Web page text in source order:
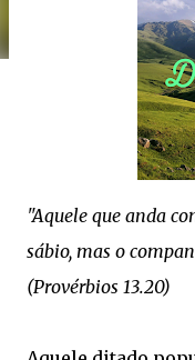
"Aquele que anda
sábio, mas o
(Provérbios 13.20)